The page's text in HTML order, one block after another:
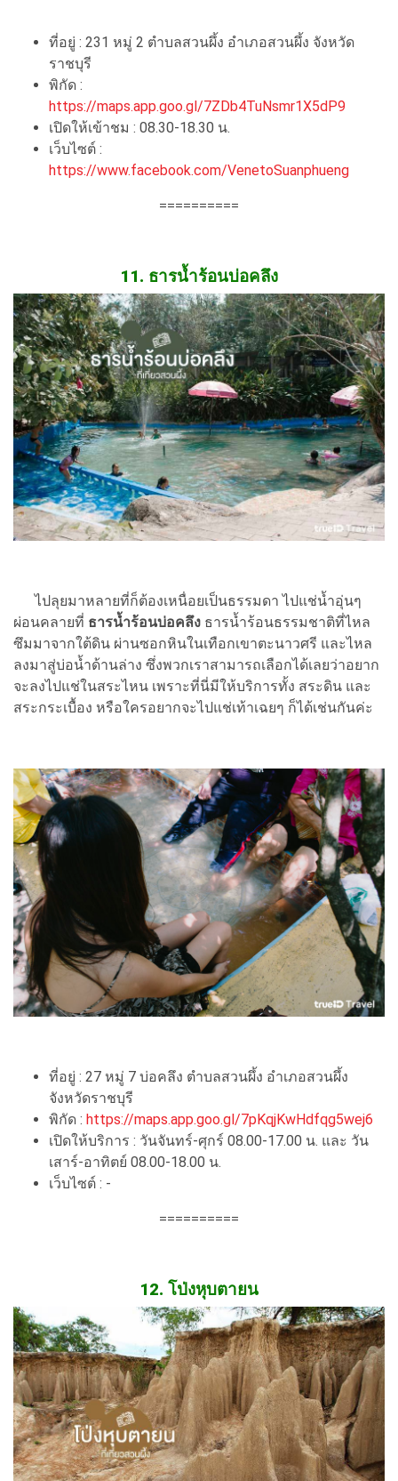
ที่อยู่ : 231 หมู่ 2 ตำบลสวนผึ้ง อำเภอสวนผึ้ง จังหวัด
ราชบุรี
พิกัด :
https://maps.app.goo.gl/7ZDb4TuNsmr1X5dP9
เปิดให้เข้าชม : 08.30-18.30 น.
เว็บไซต์ :
https://www.facebook.com/VenetoSuanphueng
==========
11. ธารน้ำร้อนบ่อคลึง
ไปลุยมาหลายที่ก็ต้องเหนื่อยเป็นธรรมดา ไปแช่น้ำอุ่นๆ
ผ่อนคลายที่ ธารน้ำร้อนบ่อคลึง ธารน้ำร้อนธรรมชาติที่ไหล
ซึมมาจากใต้ดิน ผ่านซอกหินในเทือกเขาตะนาวศรี และไหล
ลงมาสู่บ่อน้ำด้านล่าง ซึ่งพวกเราสามารถเลือกได้เลยว่าอยาก
จะลงไปแช่ในสระไหน เพราะที่นี่มีให้บริการทั้ง สระดิน และ
สระกระเบื้อง หรือใครอยากจะไปแช่เท้าเฉยๆ ก็ได้เช่นกันค่ะ
ที่อยู่ : 27 หมู่ 7 บ่อคลึง ตำบลสวนผึ้ง อำเภอสวนผึ้ง
จังหวัดราชบุรี
พิกัด : https://maps.app.goo.gl/7pKqjKwHdfqg5wej6
เปิดให้บริการ : วันจันทร์-ศุกร์ 08.00-17.00 น. และ วัน
เสาร์-อาทิตย์ 08.00-18.00 น.
เว็บไซต์ : -
==========
12. โป่งหุบตายน